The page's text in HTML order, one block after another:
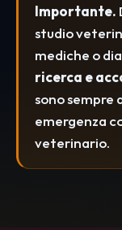
Importante.
studio
mediche o
ricerca e
sono
emergenza
veterinario.